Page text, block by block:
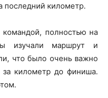
последний километр.
командой, полностью на
изучали маршрут и
что было очень важно
километр до финиша.